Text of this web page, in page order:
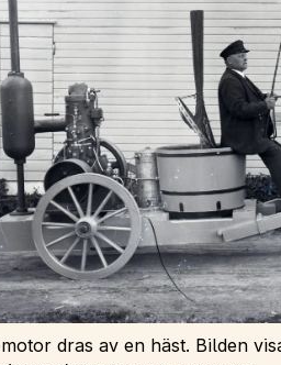
dras av en häst. Bilden